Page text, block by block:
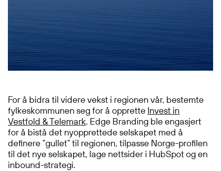
For å bidra til videre vekst i regionen vår, bestemte
fylkeskommunen seg for å opprette Invest in
Vestfold & Telemark. Edge Branding ble engasjert
for å bistå det nyopprettede selskapet med å
definere “gullet” til regionen, tilpasse Norge-profilen
til det nye selskapet, lage nettsider i HubSpot og en
inbound-strategi.